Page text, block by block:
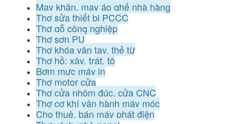
May khăn, may áo ghế nhà hàng
Thợ sửa thiết bị PCCC
Thợ gỗ công nghiệp
Thợ sơn PU
Thợ khóa vân tay, thẻ từ
Thợ hồ: xây, trát, tô
Bơm mực máy in
Thợ motor cửa
Thợ cửa nhôm đúc, cửa CNC
Thợ cơ khí vận hành máy móc
Cho thuê, bán máy phát điện